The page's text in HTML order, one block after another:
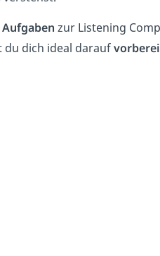
Aufgaben zur Listening
du dich ideal darauf